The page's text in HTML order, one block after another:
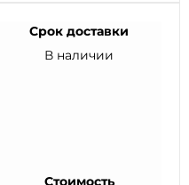
Срок доставки
В наличии
Стоимость